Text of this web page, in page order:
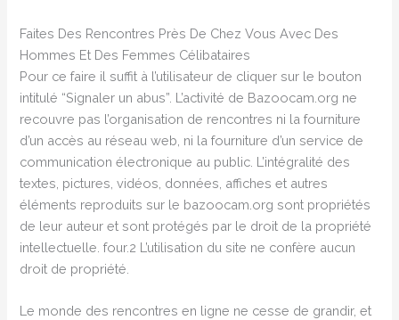
Faites Des Rencontres Près De Chez Vous Avec Des
Hommes Et Des Femmes Célibataires
Pour ce faire il suffit à l’utilisateur de cliquer sur le bouton
intitulé “Signaler un abus”. L’activité de Bazoocam.org ne
recouvre pas l’organisation de rencontres ni la fourniture
d’un accès au réseau web, ni la fourniture d’un service de
communication électronique au public. L’intégralité des
textes, pictures, vidéos, données, affiches et autres
éléments reproduits sur le bazoocam.org sont propriétés
de leur auteur et sont protégés par le droit de la propriété
intellectuelle. four.2 L’utilisation du site ne confère aucun
droit de propriété.
Le monde des rencontres en ligne ne cesse de grandir, et